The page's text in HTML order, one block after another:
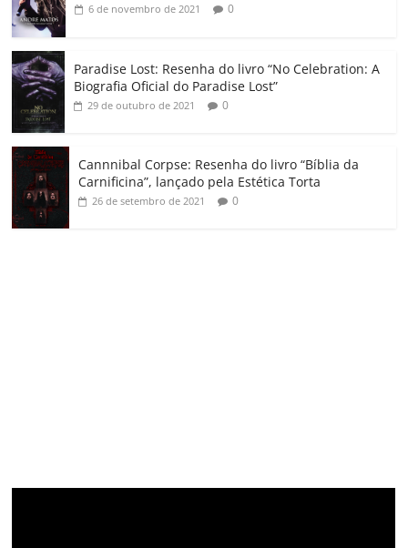
6 de novembro de 2021 0
Paradise Lost: Resenha do livro “No Celebration: A
Biografia Oficial do Paradise Lost”
29 de outubro de 2021 0
Cannnibal Corpse: Resenha do livro “Bíblia da
Carnificina”, lançado pela Estética Torta
26 de setembro de 2021 0